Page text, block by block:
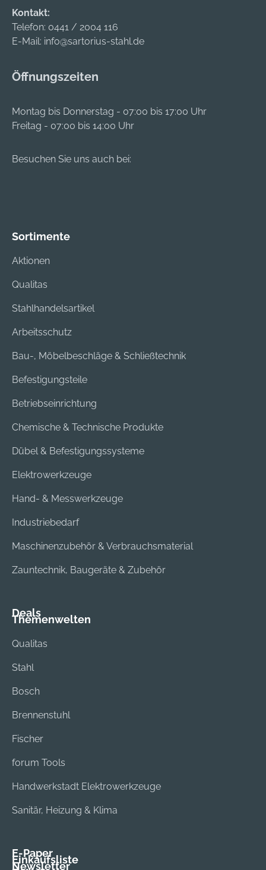
Kontakt:
Telefon: 0441 / 2004 116
E-Mail: info@sartorius-stahl.de
Öffnungszeiten
Montag bis Donnerstag - 07:00 bis 17:00 Uhr
Freitag - 07:00 bis 14:00 Uhr
Besuchen Sie uns auch bei:
Sortimente
Aktionen
Qualitas
Stahlhandelsartikel
Arbeitsschutz
Bau-, Möbelbeschläge & Schließtechnik
Befestigungsteile
Betriebseinrichtung
Chemische & Technische Produkte
Dübel & Befestigungssysteme
Elektrowerkzeuge
Hand- & Messwerkzeuge
Industriebedarf
Maschinenzubehör & Verbrauchsmaterial
Zauntechnik, Baugeräte & Zubehör
Deals
Themenwelten
Qualitas
Stahl
Bosch
Brennenstuhl
Fischer
forum Tools
Handwerkstadt Elektrowerkzeuge
Sanitär, Heizung & Klima
E-Paper
Einkaufsliste
Newsletter